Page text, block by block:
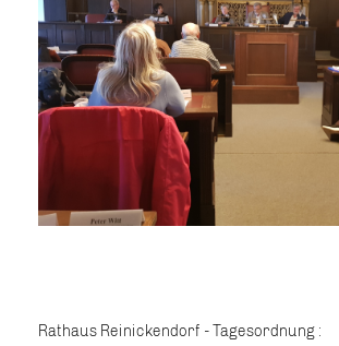
Rathaus Reinickendorf - Tagesordnung :